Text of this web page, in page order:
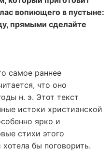
вопиющего в пустыне:
прямыми сделайте
самое раннее
что оно
н. э. Этот текст
истоки христианской
ярко и
стихи этого
бы поговорить.